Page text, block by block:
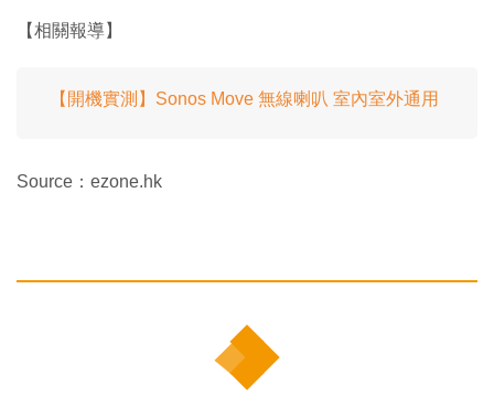
【相關報導】
【開機實測】Sonos Move 無線喇叭 室內室外通用
Source：ezone.hk